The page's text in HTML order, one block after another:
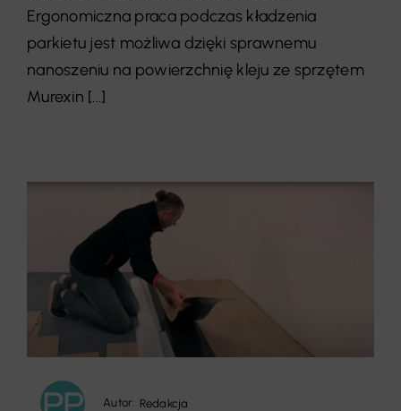
Ergonomiczna praca podczas kładzenia
parkietu jest możliwa dzięki sprawnemu
nanoszeniu na powierzchnię kleju ze sprzętem
Murexin [...]
Autor: Redakcja